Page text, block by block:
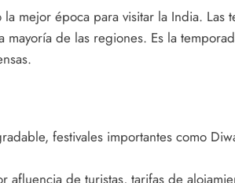
mejor época para visitar la India. Las
mayoría de las regiones. Es la
festivales importantes como
afluencia de turistas, tarifas de